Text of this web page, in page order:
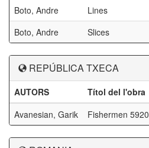
Boto, Andre
Lines
Boto, Andre
Slices
REPÚBLICA TXECA
AUTORS Títol del l'obra
Avanesian, Garik
Fishermen 5920